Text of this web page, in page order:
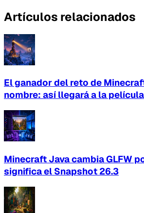
Artículos relacionados
El ganador del reto de
nombre: así llegará a la película
Minecraft Java cambia GLFW
significa el Snapshot 26.3